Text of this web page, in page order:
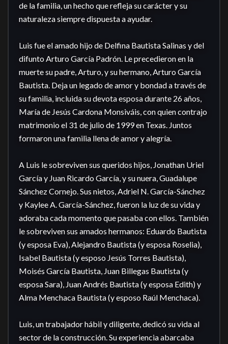
de la familia, un hecho que refleja su carácter y su
naturaleza siempre dispuesta a ayudar.
Luis fue el amado hijo de Delfina Bautista Salinas y del
difunto Arturo García Padrón. Le precedieron en la
muerte su padre, Arturo, y su hermano, Arturo García
Bautista. Deja un legado de amor y bondad a través de
su familia, incluida su devota esposa durante 26 años,
María de Jesús Cardona Monsiváis, con quien contrajo
matrimonio el 31 de julio de 1999 en Texas. Juntos
formaron una familia llena de amor y alegría.
A Luis le sobreviven sus queridos hijos, Jonathan Uriel
García y Juan Ricardo García, y su nuera, Guadalupe
Sánchez Cornejo. Sus nietos, Adriel N. García-Sánchez
y Kaylee A. García-Sánchez, fueron la luz de su vida y
adoraba cada momento que pasaba con ellos. También
le sobreviven sus amados hermanos: Eduardo Bautista
(y esposa Eva), Alejandro Bautista (y esposa Roselia),
Isabel Bautista (y esposo Jesús Torres Bautista),
Moisés García Bautista, Juan Billegas Bautista (y
esposa Sara), Juan Andrés Bautista (y esposa Edith) y
Alma Menchaca Bautista (y esposo Raúl Menchaca).
Luis, un trabajador hábil y diligente, dedicó su vida al
sector de la construcción. Su experiencia abarcaba